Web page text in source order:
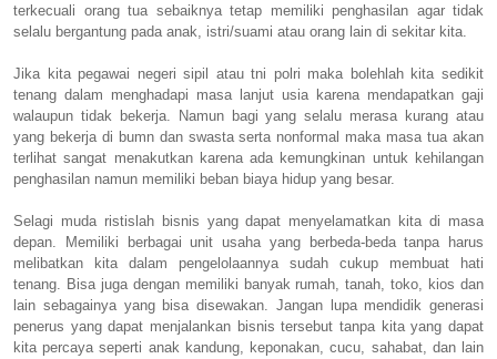
terkecuali orang tua sebaiknya tetap memiliki penghasilan agar tidak
selalu bergantung pada anak, istri/suami atau orang lain di sekitar kita.
Jika kita pegawai negeri sipil atau tni polri maka bolehlah kita sedikit
tenang dalam menghadapi masa lanjut usia karena mendapatkan gaji
walaupun tidak bekerja. Namun bagi yang selalu merasa kurang atau
yang bekerja di bumn dan swasta serta nonformal maka masa tua akan
terlihat sangat menakutkan karena ada kemungkinan untuk kehilangan
penghasilan namun memiliki beban biaya hidup yang besar.
Selagi muda ristislah bisnis yang dapat menyelamatkan kita di masa
depan. Memiliki berbagai unit usaha yang berbeda-beda tanpa harus
melibatkan kita dalam pengelolaannya sudah cukup membuat hati
tenang. Bisa juga dengan memiliki banyak rumah, tanah, toko, kios dan
lain sebagainya yang bisa disewakan. Jangan lupa mendidik generasi
penerus yang dapat menjalankan bisnis tersebut tanpa kita yang dapat
kita percaya seperti anak kandung, keponakan, cucu, sahabat, dan lain